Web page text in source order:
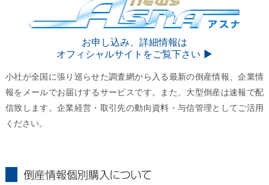
お申し込み、詳細情報は
オフィシャルサイトをご覧下さい ▶︎
小社が全国に張り巡らせた調査網から入る最新の倒産情報、企業情
報をメールでお届けするサービスです。また、大型倒産は速報で配
信致します。企業経営・取引先の動向資料・与信管理としてご活用
ください。